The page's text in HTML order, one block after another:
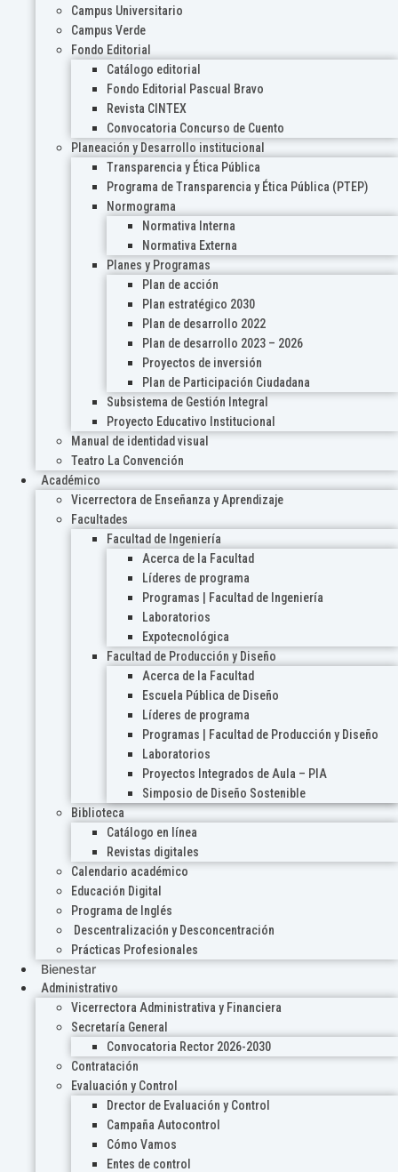
Campus Universitario
Campus Verde
Fondo Editorial
Catálogo editorial
Fondo Editorial Pascual Bravo
Revista CINTEX
Convocatoria Concurso de Cuento
Planeación y Desarrollo institucional
Transparencia y Ética Pública
Programa de Transparencia y Ética Pública (PTEP)
Normograma
Normativa Interna
Normativa Externa
Planes y Programas
Plan de acción
Plan estratégico 2030
Plan de desarrollo 2022
Plan de desarrollo 2023 – 2026
Proyectos de inversión
Plan de Participación Ciudadana
Subsistema de Gestión Integral
Proyecto Educativo Institucional
Manual de identidad visual
Teatro La Convención
Académico
Vicerrectora de Enseñanza y Aprendizaje
Facultades
Facultad de Ingeniería
Acerca de la Facultad
Líderes de programa
Programas | Facultad de Ingeniería
Laboratorios
Expotecnológica
Facultad de Producción y Diseño
Acerca de la Facultad
Escuela Pública de Diseño
Líderes de programa
Programas | Facultad de Producción y Diseño
Laboratorios
Proyectos Integrados de Aula – PIA
Simposio de Diseño Sostenible
Biblioteca
Catálogo en línea
Revistas digitales
Calendario académico
Educación Digital
Programa de Inglés
Descentralización y Desconcentración
Prácticas Profesionales
Bienestar
Administrativo
Vicerrectora Administrativa y Financiera
Secretaría General
Convocatoria Rector 2026-2030
Contratación
Evaluación y Control
Drector de Evaluación y Control
Campaña Autocontrol
Cómo Vamos
Entes de control